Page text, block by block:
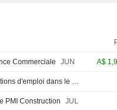
Commerciale JUN A$
Créations d'emploi dans le secteur privé non agricole (Trimestriel)
PMI Construction JUL